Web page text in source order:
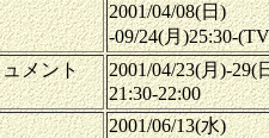
2001/04/08(日)
-09/24(月)25:30-
ュメント
2001/04/23(月)-29(
21:30-22:00
2001/06/13(水)